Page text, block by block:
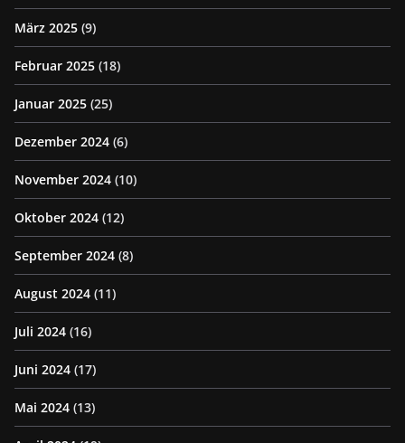
März 2025 (9)
Februar 2025 (18)
Januar 2025 (25)
Dezember 2024 (6)
November 2024 (10)
Oktober 2024 (12)
September 2024 (8)
August 2024 (11)
Juli 2024 (16)
Juni 2024 (17)
Mai 2024 (13)